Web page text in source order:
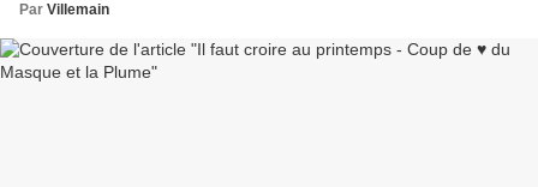
Par Villemain